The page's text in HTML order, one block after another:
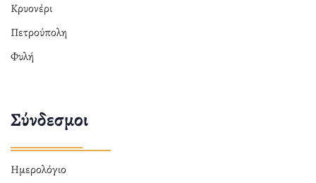
Κρυονέρι
Πετρούπολη
Φυλή
Σύνδεσμοι
Ημερολόγιο